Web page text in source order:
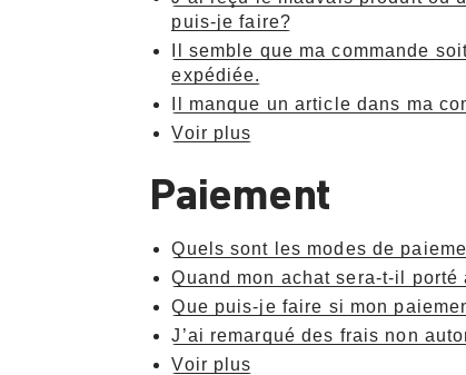
puis-je faire?
Il semble que ma commande
expédiée.
Il manque un article dans ma
Voir plus
Paiement
Quels sont les modes de
Quand mon achat sera-t-il porté
Que puis-je faire si mon
J’ai remarqué des frais non
Voir plus